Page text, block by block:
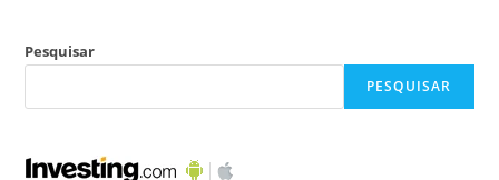
Pesquisar
PESQUISAR